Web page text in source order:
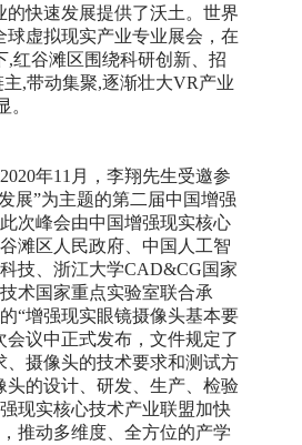
快速发展提供了沃土。世界
虚拟现实产业专业展会，在
,红谷滩区围绕科研创新、招
,带动集聚,逐渐壮大VR产业
。
年11月，李翔先生受邀参
展”为主题的第二届中国增强
次峰会由中国增强现实核心
滩区人民政府、中国人工智
技、浙江大学CAD&CG国家
术国家重点实验室联合承
“增强现实眼镜摄像头基本要
会议中正式发布，文件规定了
、摄像头的技术要求和测试方
的设计、研发、生产、检验
现实核心技术产业联盟加快
推动多维度、全方位的产学